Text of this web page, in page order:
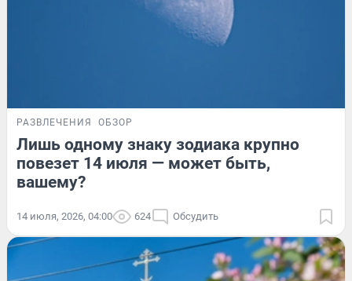
РАЗВЛЕЧЕНИЯ ОБЗОР
Лишь одному знаку зодиака крупно
повезет 14 июля — может быть,
вашему?
14 июля, 2026, 04:00 624 Обсудить